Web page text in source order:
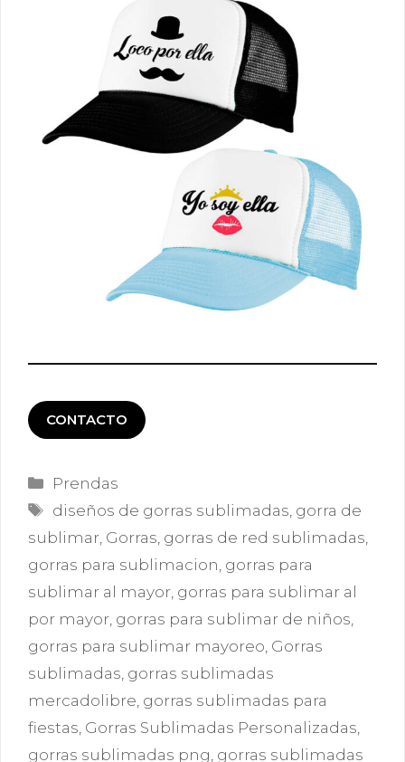
CONTACTO
Categorías
Prendas
Etiquetas
diseños de gorras sublimadas gorra de
sublimar Gorras gorras de red sublimadas
gorras para sublimacion gorras para
sublimar al mayor gorras para sublimar al
por mayor gorras para sublimar de niños
gorras para sublimar mayoreo Gorras
sublimadas gorras sublimadas
mercadolibre gorras sublimadas para
fiestas Gorras Sublimadas Personalizadas
gorras sublimadas png gorras sublimadas